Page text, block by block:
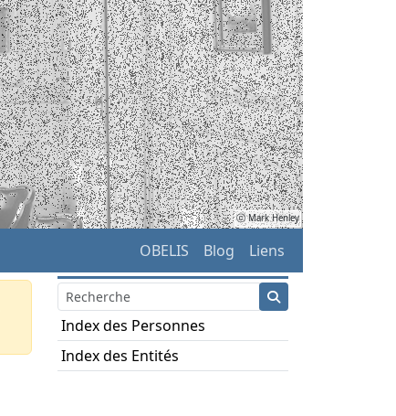
ⓒ Mark Henley
OBELIS Blog Liens
Index des Personnes
Index des Entités